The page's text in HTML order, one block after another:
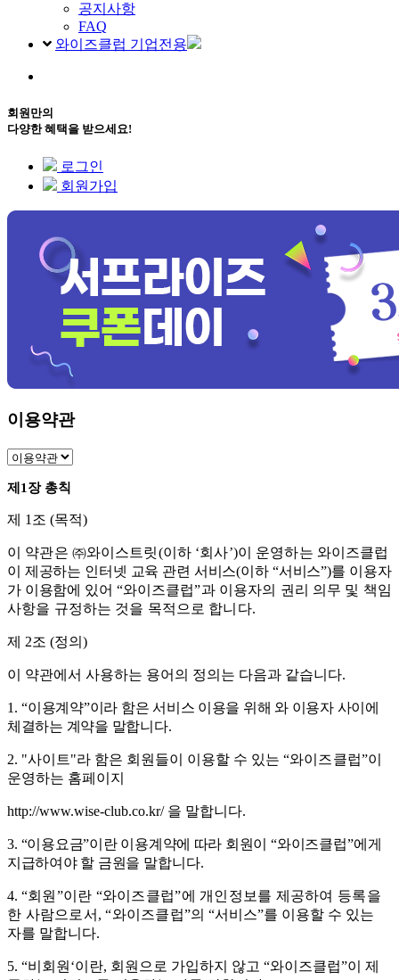
공지사항
FAQ
와이즈클럽 기업전용
회원만의
다양한 혜택을 받으세요!
로그인
회원가입
이용약관
제 1 장 총칙
제 1 조 (목적)
이 약관은 ㈜와이스트릿(이하 ‘회사’)이 운영하는 와이즈클럽
이 제공하는 인터넷 교육 관련 서비스(이하 “서비스”)를 이용자
가 이용함에 있어 “와이즈클럽”과 이용자의 권리 의무 및 책임
사항을 규정하는 것을 목적으로 합니다.
제 2조 (정의 )
이 약관에서 사용하는 용어의 정의는 다음과 같습니다.
1. “이용계약”이라 함은 서비스 이용을 위해 와 이용자 사이에
체결하는 계약을 말합니다.
2. "사이트"라 함은 회원들이 이용할 수 있는 “와이즈클럽”이
운영하는 홈페이지
http://www.wise-club.co.kr/ 을 말합니다.
3. “이용요금”이란 이용계약에 따라 회원이 “와이즈클럽”에게
지급하여야 할 금원을 말합니다.
4. “회원 ”이란 “와이즈클럽”에 개인정보를 제공하여 등록을
한 사람으로서 , “와이즈클럽”의“서비스”를 이용할 수 있는
자를 말합니다.
5. “비회원 ‘이란, 회원으로 가입하지 않고 “와이즈클럽”이 제